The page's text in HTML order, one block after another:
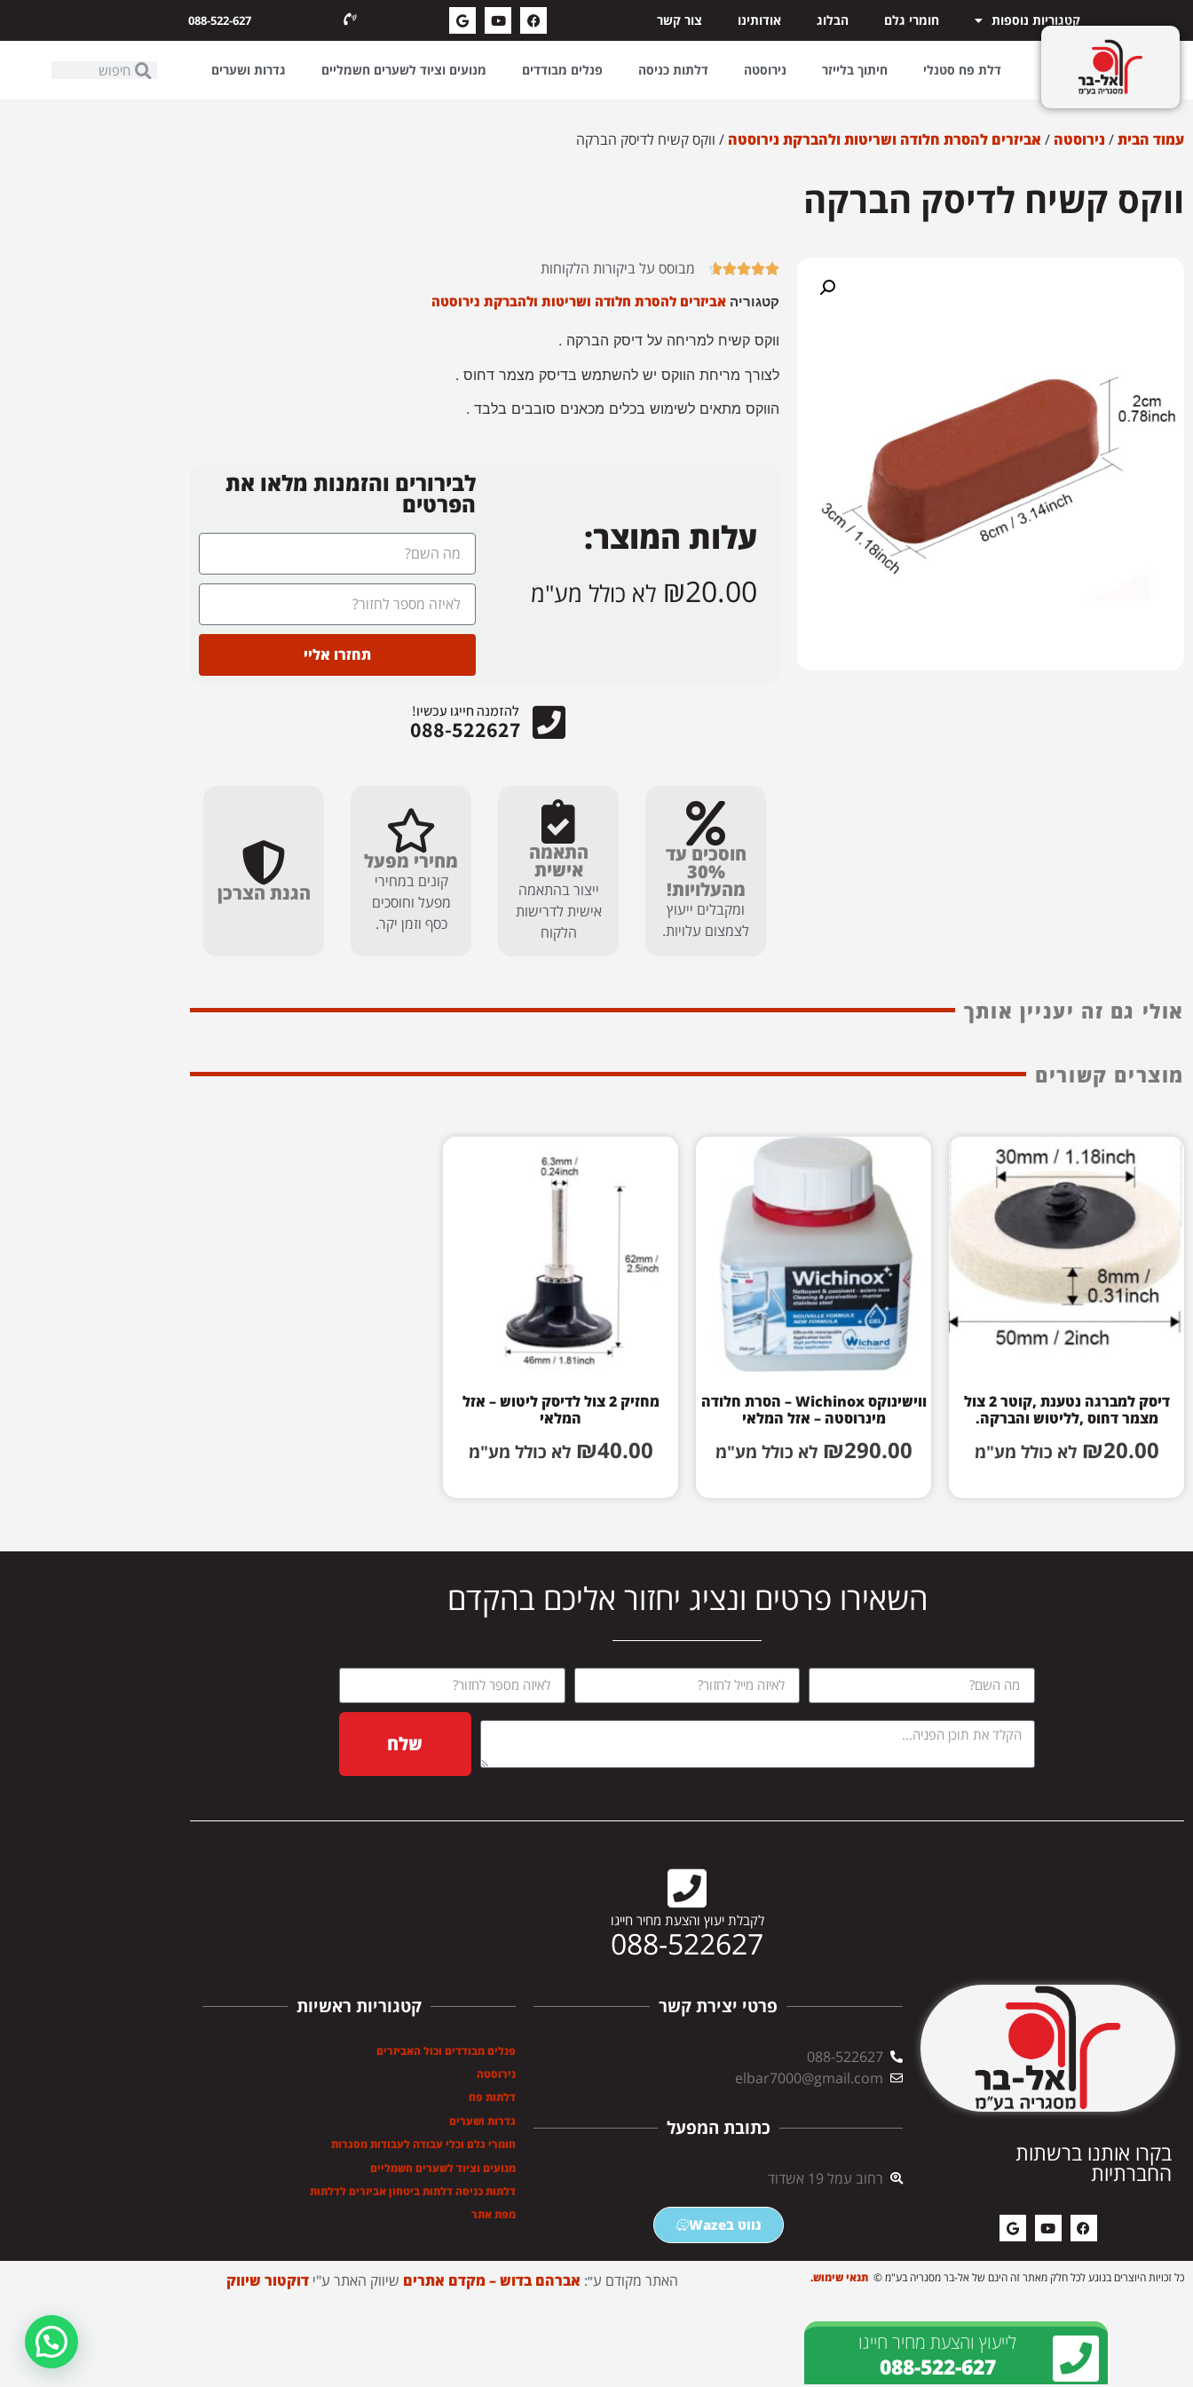
קטגוריות נוספות חומרי גלם הבלוג אודותינו צור קשר 088-522-627
דלת פח סטנלי חיתוך בלייזר נירוסטה דלתות כניסה פנלים מבודדים מנועים וציוד לשערים חשמליים גדרות ושערים
עמוד הבית/ נירוסטה / אביזרים להסרת חלודה ושריטות ולהברקת נירוסטה / ווקס קשיח לדיסק הברקה
ווקס קשיח לדיסק הברקה




 מבוסס על ביקורות הלקוחות
קטגוריה אביזרים להסרת חלודה ושריטות ולהברקת נירוסטה
ווקס קשיח למריחה על דיסק הברקה .
לצורך מריחת הווקס יש להשתמש בדיסק מצמר דחוס .
הווקס מתאים לשימוש בכלים מכאנים סובבים בלבד .
עלות המוצר:
₪20.00 לא כולל מע"מ
לבירורים והזמנות מלאו את
הפרטים
תחזרו אליי
להזמנה חייגו עכשיו!
088-522627
חוסכים עד
30%
מהעלויות!
ומקבלים ייעוץ
לצמצום עלויות.
התאמה
אישית
ייצור בהתאמה
אישית לדרישות
הלקוח
מחירי מפעל
קונים במחירי
מפעל וחוסכים
כסף וזמן יקר.
הגנת הצרכן
אולי גם זה יעניין אותך
מוצרים קשורים
דיסק למברגה נטענת ,קוטר 2 צול
מצמר דחוס ,לליטוש והברקה.
₪20.00 לא כולל מע"מ
ווישינוקס Wichinox – הסרת חלודה
מינרוסטה – אזל המלאי
₪290.00 לא כולל מע"מ
מחזיק 2 צול לדיסק ליטוש – אזל
המלאי
₪40.00 לא כולל מע"מ
השאירו פרטים ונציג יחזור אליכם בהקדם
שלח
לקבלת יעוץ והצעת מחיר חייגו
088-522627
בקרו אותנו ברשתות
החברתיות
פרטי יצירת קשר
088-522627
elbar7000@gmail.com
כתובת המפעל
רחוב עמל 19 אשדוד
נווט בWaze
קטגוריות ראשיות
פנלים מבודדים וכול האביזרים
נירוסטה
דלתות פח
גדרות ושערים
חומרי גלם וכלי עבודה לעבודות מסגרות
מנועים וציוד לשערים חשמליים
דלתות כניסה דלתות ביטחון אביזרים לדלתות
מפת אתר
כל זכויות היוצרים בנוגע לכל חלק מאתר זה הינם של אל-בר מסגריה בע"מ © תנאי שימוש. האתר מקודם ע״: אברהם בדוש – מקדם אתרים שיווק האתר ע"י דוקטור שיווק
לייעוץ והצעת מחיר חייגו
088-522-627